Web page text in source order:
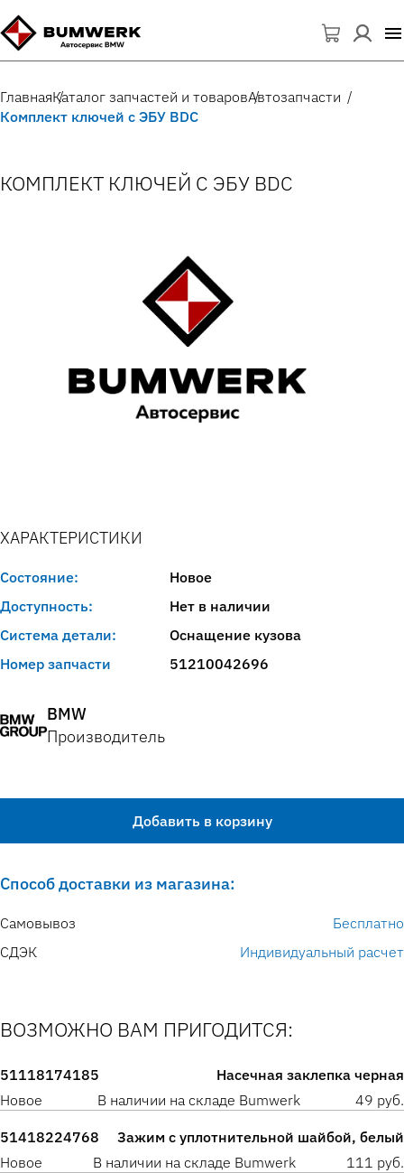
ГлавнаяКаталог запчастей и товаровАвтозапчасти
Комплект ключей с ЭБУ BDC
КОМПЛЕКТ КЛЮЧЕЙ С ЭБУ BDC
ХАРАКТЕРИСТИКИ
Состояние:
Новое
Доступность:
Нет в наличии
Система детали:
Оснащение кузова
Номер запчасти
51210042696
BMW
Производитель
Добавить в корзину
Способ доставки из магазина:
Самовывоз
Бесплатно
СДЭК
Индивидуальный расчет
ВОЗМОЖНО ВАМ ПРИГОДИТСЯ:
51118174185
Насечная заклепка черная
Новое
В наличии на складе Bumwerk 49 руб.
51418224768
Зажим с уплотнительной шайбой, белый
Новое
В наличии на складе Bumwerk 111 руб.